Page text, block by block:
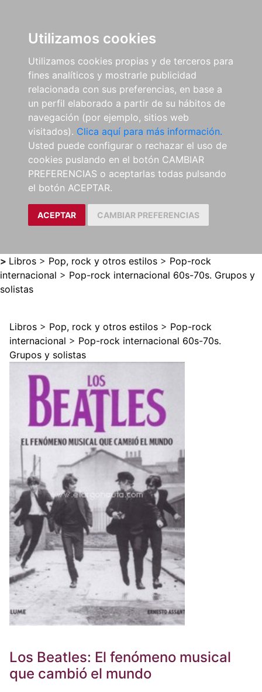
Utilizamos cookies
Utilizamos cookies propias y de terceros para
fines analíticos y mostrarle publicidad
relacionada con sus preferencias, en base a
un perfil elaborado a partir de su hábitos de
navegación (por ejemplo, sitios web
visitados). Clica aquí para más información.
Usted puede configurar o rechazar el uso de
cookies puslando en el botón CAMBIAR
PREFERENCIAS o aceptarlas todas pulsando
el botón ACEPTAR.
ACEPTAR CAMBIAR PREFERENCIAS
> Libros > Pop, rock y otros estilos > Pop-rock
internacional > Pop-rock internacional 60s-70s. Grupos y
solistas
Libros > Pop, rock y otros estilos > Pop-rock
internacional > Pop-rock internacional 60s-70s.
Grupos y solistas
Los Beatles: El fenómeno musical
que cambió el mundo